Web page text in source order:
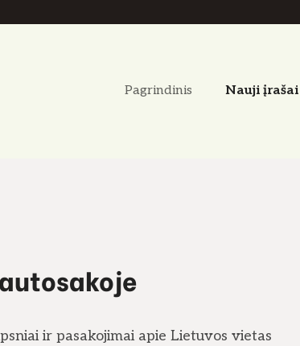
Pagrindinis Nauji įrašai
ir pasakojimai apie Lietuvos vietas